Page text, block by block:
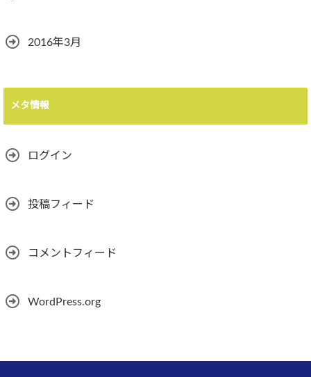
2016年3月
メタ情報
ログイン
投稿フィード
コメントフィード
WordPress.org